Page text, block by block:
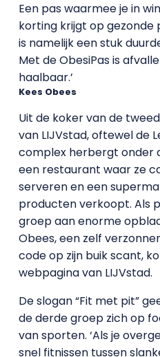
Een pas waarmee je in
korting krijgt op gezonde
is namelijk een stuk
Met de ObesiPas is
haalbaar.’
Kees Obees
Uit de koker van de
van LIJVstad, oftewel de
complex herbergt onder
een restaurant waar ze
serveren en een
producten verkoopt. Als
groep aan enorme
Obees, een zelf
code op zijn buik scant,
webpagina van LIJVstad.
De slogan “Fit met pit”
de derde groep zich op
van sporten. ‘Als je
snel fitnissen tussen